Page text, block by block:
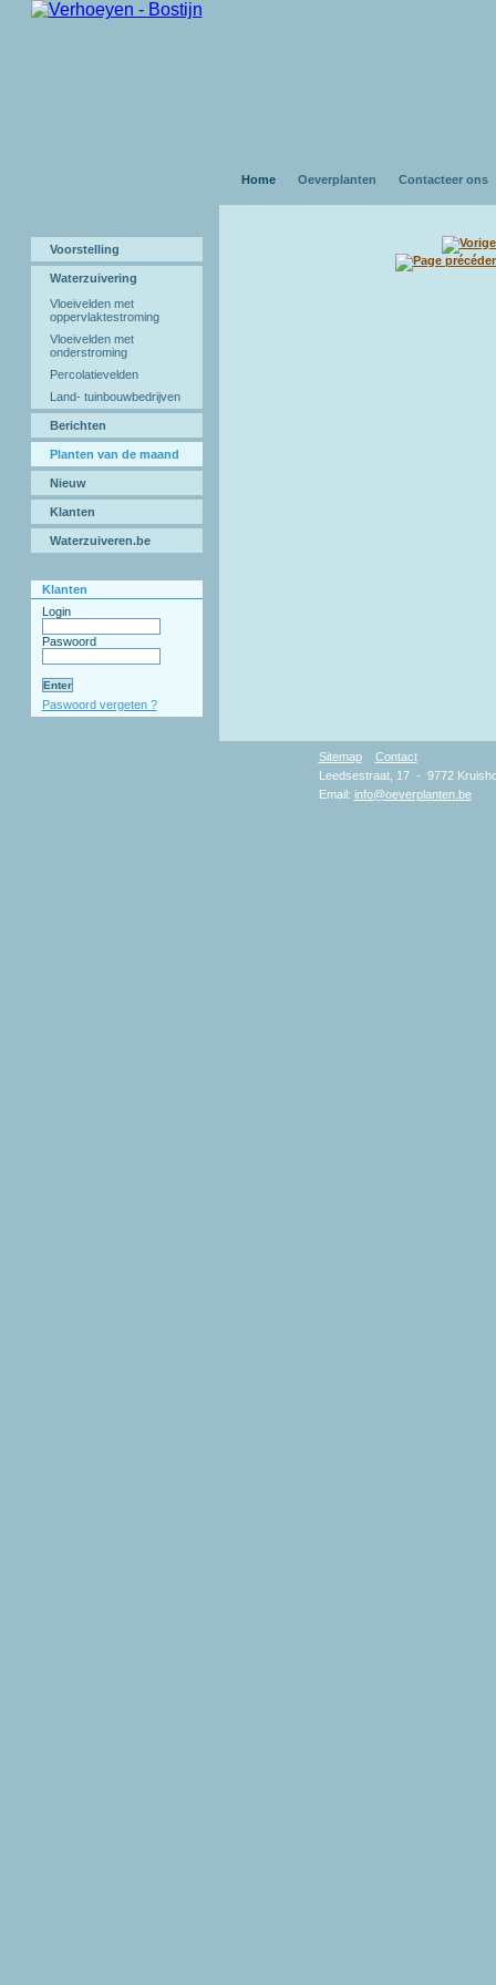
Home Oeverplanten Contacteer ons
Voorstelling
Waterzuivering
Vloeivelden met
oppervlaktestroming
Vloeivelden met
onderstroming
Percolatievelden
Land- tuinbouwbedrijven
Berichten
Planten van de maand
Nieuw
Klanten
Waterzuiveren.be
Klanten
Login
Paswoord
Paswoord vergeten ?
Sitemap Contact
Leedsestraat, 17 - 9772
Email: info@oeverplanten.be